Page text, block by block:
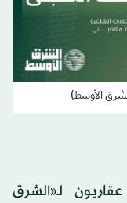
الأوسط)
لـ«الشرق